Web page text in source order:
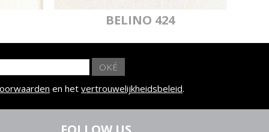
BELINO 424
OKÉ
en het vertrouwelijkheidsbeleid.